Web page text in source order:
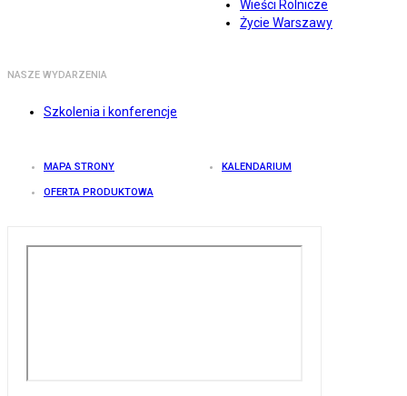
Wieści Rolnicze
Życie Warszawy
NASZE WYDARZENIA
Szkolenia i konferencje
MAPA STRONY KALENDARIUM
OFERTA PRODUKTOWA